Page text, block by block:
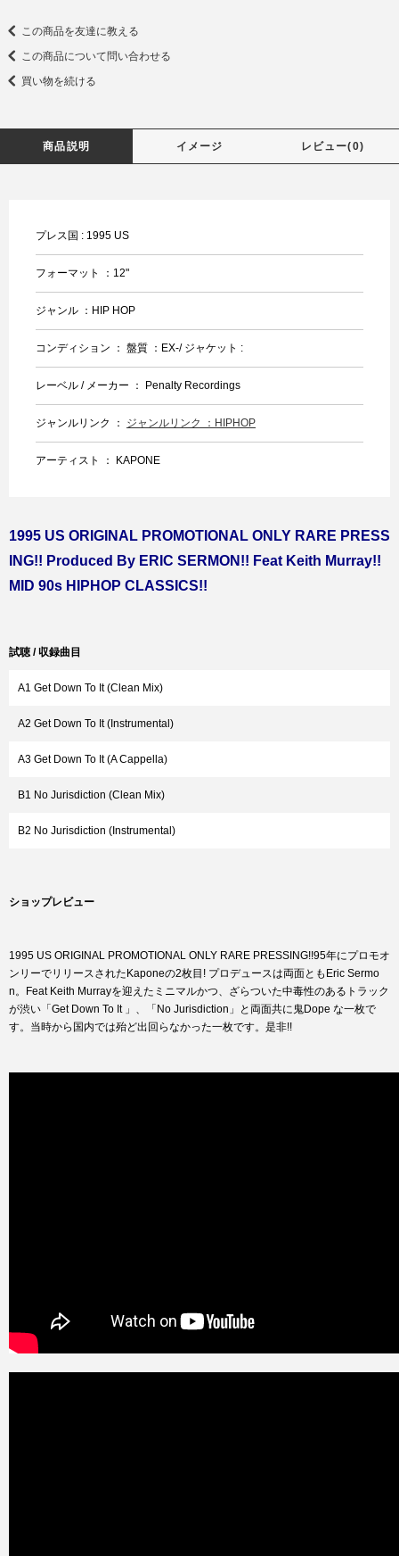
この商品を友達に教える
この商品について問い合わせる
買い物を続ける
商品説明 イメージ レビュー(0)
プレス国 : 1995 US
フォーマット ：12"
ジャンル ：HIP HOP
コンディション ： 盤質 ：EX-/ ジャケット :
レーベル / メーカー ： Penalty Recordings
ジャンルリンク ： ジャンルリンク ：HIPHOP
アーティスト ： KAPONE
1995 US ORIGINAL PROMOTIONAL ONLY RARE PRESS
ING!! Produced By ERIC SERMON!! Feat Keith Murray!!
MID 90s HIPHOP CLASSICS!!
試聴 / 収録曲目
A1 Get Down To It (Clean Mix)
A2 Get Down To It (Instrumental)
A3 Get Down To It (A Cappella)
B1 No Jurisdiction (Clean Mix)
B2 No Jurisdiction (Instrumental)
ショップレビュー
1995 US ORIGINAL PROMOTIONAL ONLY RARE PRESSING!!95年にプロモオ
ンリーでリリースされたKaponeの2枚目! プロデュースは両面ともEric Sermo
n。Feat Keith Murrayを迎えたミニマルかつ、ざらついた中毒性のあるトラック
が渋い「Get Down To It 」、「No Jurisdiction」と両面共に鬼Dope な一枚で
す。当時から国内では殆ど出回らなかった一枚です。是非!!